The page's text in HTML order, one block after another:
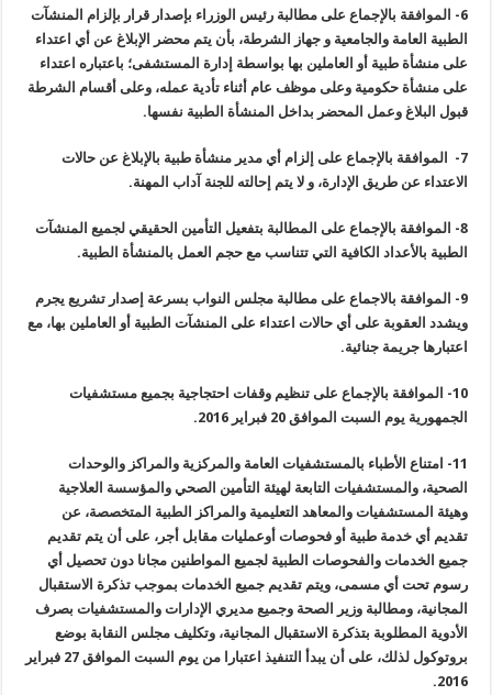
6-
الموافقة بالإجماع على مطالبة رئيس الوزراء بإصدار قرار بإلزام المنشآت
الطبية العامة والجامعية و جهاز الشرطة، بأن يتم محضر الإبلاغ عن أي اعتداء
على منشأة طبية أو العاملين بها بواسطة إدارة المستشفى؛ باعتباره اعتداء
على منشأة حكومية وعلى موظف عام أثناء تأدية عمله، وعلى أقسام الشرطة
قبول البلاغ وعمل المحضر بداخل المنشأة الطبية نفسها.
7-
الموافقة بالإجماع على إلزام أي مدير منشأة طبية بالإبلاغ عن حالات
الاعتداء عن طريق الإدارة، و لا يتم إحالته للجنة آداب المهنة.
8- الموافقة بالإجماع على المطالبة بتفعيل التأمين الحقيقي لجميع المنشآت
الطبية بالأعداد الكافية التي تتناسب مع حجم العمل بالمنشأة الطبية.
9-
الموافقة بالاجماع على مطالبة مجلس النواب بسرعة إصدار تشريع يجرم
ويشدد العقوبة على أي حالات اعتداء على المنشآت الطبية أو العاملين بها، مع
اعتبارها جريمة جنائية.
10- الموافقة بالإجماع على تنظيم وقفات احتجاجية بجميع مستشفيات
الجمهورية يوم السبت الموافق 20 فبراير 2016
.
11- امتناع الأطباء بالمستشفيات العامة والمركزية والمراكز والوحدات
الصحية، والمستشفيات التابعة لهيئة التأمين الصحي والمؤسسة العلاجية
وهيئة المستشفيات والمعاهد التعليمية والمراكز الطبية المتخصصة، عن
تقديم أي خدمة طبية أو فحوصات أوعمليات مقابل أجر، على أن يتم تقديم
جميع الخدمات والفحوصات الطبية لجميع المواطنين مجانا دون تحصيل أي
رسوم تحت أي مسمى، ويتم تقديم جميع الخدمات بموجب تذكرة الاستقبال
المجانية، ومطالبة وزير الصحة وجميع مديري الإدارات والمستشفيات بصرف
الأدوية المطلوبة بتذكرة الاستقبال المجانية، وتكليف مجلس النقابة بوضع
بروتوكول لذلك، على أن يبدأ التنفيذ اعتبارا من يوم السبت الموافق 27 فبراير
2016
.